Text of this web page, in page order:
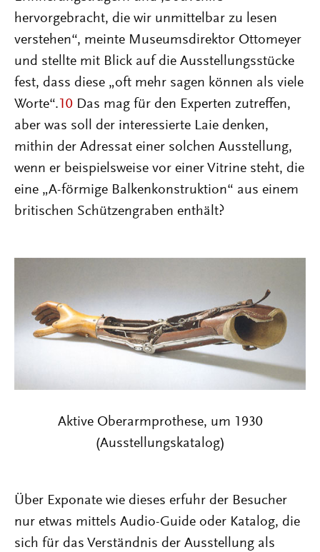
hervorgebracht, die wir unmittelbar zu lesen
verstehen“, meinte Museumsdirektor Ottomeyer
und stellte mit Blick auf die Ausstellungsstücke
fest, dass diese „oft mehr sagen können als viele
Worte“.10 Das mag für den Experten zutreffen,
aber was soll der interessierte Laie denken,
mithin der Adressat einer solchen Ausstellung,
wenn er beispielsweise vor einer Vitrine steht, die
eine „A-förmige Balkenkonstruktion“ aus einem
britischen Schützengraben enthält?
Aktive Oberarmprothese, um 1930
(Ausstellungskatalog)
Über Exponate wie dieses erfuhr der Besucher
nur etwas mittels Audio-Guide oder Katalog, die
sich für das Verständnis der Ausstellung als